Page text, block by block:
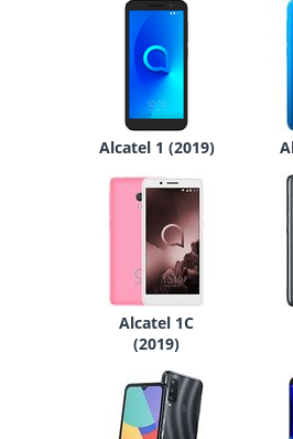
Alcatel 1 (2019)
Alcatel 1C
(2019)